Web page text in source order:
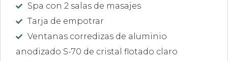
Spa con 2 salas de masajes
Tarja de empotrar
Ventanas corredizas de aluminio
anodizado S-70 de cristal flotado claro